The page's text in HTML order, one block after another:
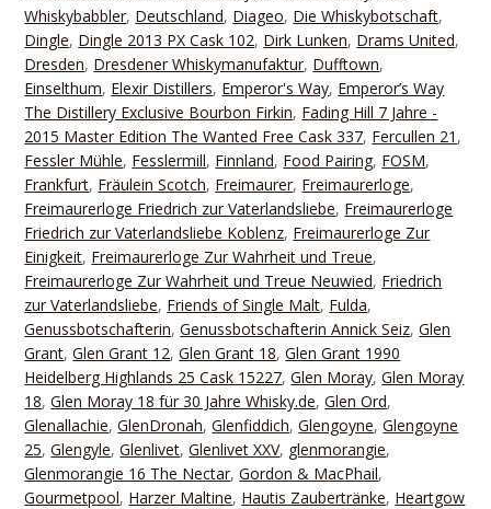
Whiskybabbler, Deutschland, Diageo, Die Whiskybotschaft,
Dingle, Dingle 2013 PX Cask 102, Dirk Lunken, Drams United,
Dresden, Dresdener Whiskymanufaktur, Dufftown,
Einselthum, Elexir Distillers, Emperor's Way, Emperor’s Way
The Distillery Exclusive Bourbon Firkin, Fading Hill 7 Jahre -
2015 Master Edition The Wanted Free Cask 337, Fercullen 21 ,
Fessler Mühle, Fesslermill, Finnland, Food Pairing, FOSM,
Frankfurt, Fräulein Scotch, Freimaurer, Freimaurerloge,
Freimaurerloge Friedrich zur Vaterlandsliebe, Freimaurerloge
Friedrich zur Vaterlandsliebe Koblenz, Freimaurerloge Zur
Einigkeit, Freimaurerloge Zur Wahrheit und Treue,
Freimaurerloge Zur Wahrheit und Treue Neuwied, Friedrich
zur Vaterlandsliebe, Friends of Single Malt, Fulda,
Genussbotschafterin,Genussbotschafterin Annick Seiz,Glen
Grant,Glen Grant 12,Glen Grant 18,Glen Grant 1990
Heidelberg Highlands 25 Cask 15227,Glen Moray,Glen Moray
18,Glen Moray 18 für 30 Jahre Whisky.de,Glen Ord,
Glenallachie,GlenDronah,Glenfiddich,Glengoyne,Glengoyne
25,Glengyle,Glenlivet,Glenlivet XXV, glenmorangie,
Glenmorangie 16 The Nectar,Gordon & MacPhail,
Gourmetpool, Harzer Maltine, Hautis Zaubertränke, Heartgow